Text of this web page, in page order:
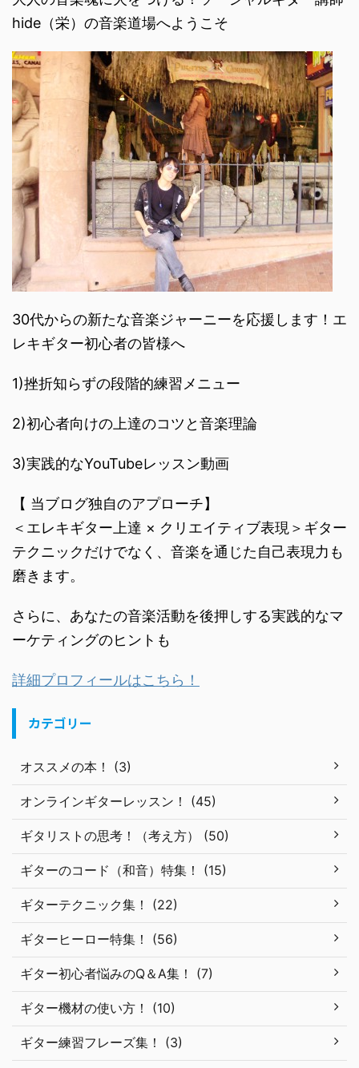
hide（栄）の音楽道場へようこそ
30代からの新たな音楽ジャーニーを応援します！エ
レキギター初心者の皆様へ
1)挫折知らずの段階的練習メニュー
2)初心者向けの上達のコツと音楽理論
3)実践的なYouTubeレッスン動画
【 当ブログ独自のアプローチ】
＜エレキギター上達 × クリエイティブ表現＞ギター
テクニックだけでなく、音楽を通じた自己表現力も
磨きます。
さらに、あなたの音楽活動を後押しする実践的なマ
ーケティングのヒントも
詳細プロフィールはこちら！
カテゴリー
オススメの本！ (3)
オンラインギターレッスン！ (45)
ギタリストの思考！（考え方） (50)
ギターのコード（和音）特集！ (15)
ギターテクニック集！ (22)
ギターヒーロー特集！ (56)
ギター初心者悩みのQ＆A集！ (7)
ギター機材の使い方！ (10)
ギター練習フレーズ集！ (3)